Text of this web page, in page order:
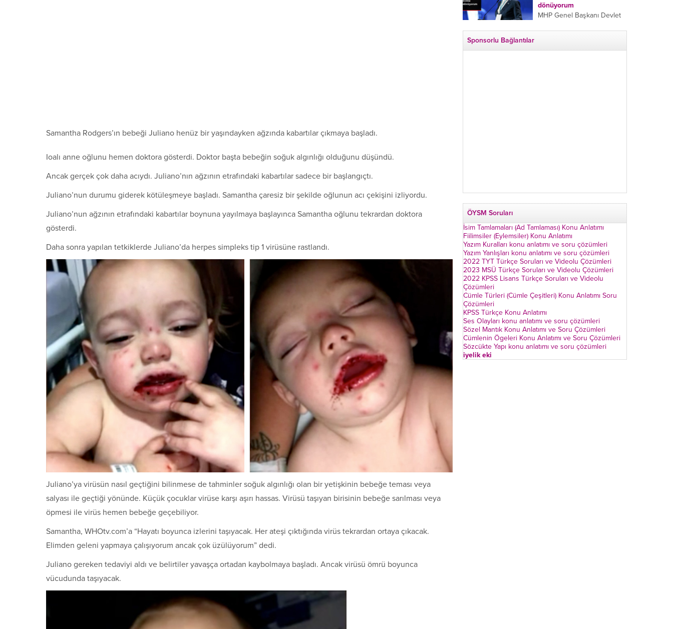
Samantha Rodgers’ın bebeği Juliano henüz bir yaşındayken ağzında kabartılar çıkmaya başladı.
Ioalı anne oğlunu hemen doktora gösterdi. Doktor başta bebeğin soğuk algınlığı olduğunu düşündü.
Ancak gerçek çok daha acıydı. Juliano’nın ağzının etrafındaki kabartılar sadece bir başlangıçtı.
Juliano’nun durumu giderek kötüleşmeye başladı. Samantha çaresiz bir şekilde oğlunun acı çekişini izliyordu.
Juliano’nun ağzının etrafındaki kabartılar boynuna yayılmaya başlayınca Samantha oğlunu tekrardan doktora
gösterdi.
Daha sonra yapılan tetkiklerde Juliano’da herpes simpleks tip 1 virüsüne rastlandı.
Juliano’ya virüsün nasıl geçtiğini bilinmese de tahminler soğuk algınlığı olan bir yetişkinin bebeğe teması veya
salyası ile geçtiği yönünde. Küçük çocuklar virüse karşı aşırı hassas. Virüsü taşıyan birisinin bebeğe sarılması veya
öpmesi ile virüs hemen bebeğe geçebiliyor.
Samantha, WHOtv.com’a “Hayatı boyunca izlerini taşıyacak. Her ateşi çıktığında virüs tekrardan ortaya çıkacak.
Elimden geleni yapmaya çalışıyorum ancak çok üzülüyorum” dedi.
Juliano gereken tedaviyi aldı ve belirtiler yavaşça ortadan kaybolmaya başladı. Ancak virüsü ömrü boyunca
vücudunda taşıyacak.
çeşitli yerlerinden
bıçaklayarak öldürdü.
dönüyorum
MHP Genel Başkanı Devlet
Sponsorlu Bağlantılar
ÖYSM Soruları
İsim Tamlamaları (Ad Tamlaması) Konu Anlatımı
Fiilimsiler (Eylemsiler) Konu Anlatımı
Yazım Kuralları konu anlatımı ve soru çözümleri
Yazım Yanlışları konu anlatımı ve soru çözümleri
2022 TYT Türkçe Soruları ve Videolu Çözümleri
2023 MSÜ Türkçe Soruları ve Videolu Çözümleri
2022 KPSS Lisans Türkçe Soruları ve Videolu
Çözümleri
Cümle Türleri (Cümle Çeşitleri) Konu Anlatımı Soru
Çözümleri
KPSS Türkçe Konu Anlatımı
Ses Olayları konu anlatımı ve soru çözümleri
Sözel Mantık Konu Anlatımı ve Soru Çözümleri
Cümlenin Ögeleri Konu Anlatımı ve Soru Çözümleri
Sözcükte Yapı konu anlatımı ve soru çözümleri
iyelik eki